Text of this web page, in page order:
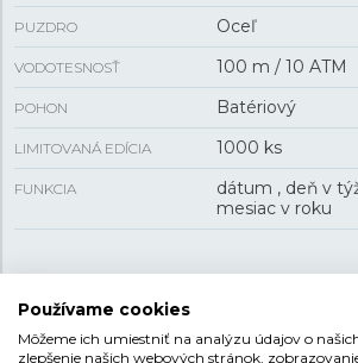
PUZDRO Oceľ
VODOTESNOSŤ 100 m / 10 ATM
POHON Batériový
LIMITOVANÁ EDÍCIA 1000 ks
FUNKCIA
dátum , deň v
mesiac v roku
PUZDRO 40 mm
Používame cookies
Môžeme ich umiestniť na analýzu údajov o
zlepšenie našich webových stránok,